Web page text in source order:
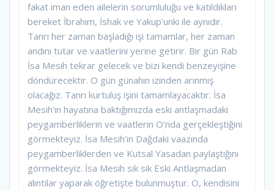
fakat iman eden ailelerin sorumluluğu ve katıldıkları
bereket İbrahim, İshak ve Yakup’unki ile aynıdır.
Tanrı her zaman başladığı işi tamamlar, her zaman
andını tutar ve vaatlerini yerine getirir. Bir gün Rab
İsa Mesih tekrar gelecek ve bizi kendi benzeyişine
döndürecektir. O gün günahın izinden arınmış
olacağız. Tanrı kurtuluş işini tamamlayacaktır. İsa
Mesih’in hayatına baktığımızda eski antlaşmadaki
peygamberliklerin ve vaatlerin O’nda gerçekleştiğini
görmekteyiz. İsa Mesih’in Dağdaki vaazında
peygamberliklerden ve Kutsal Yasadan paylaştığını
görmekteyiz. İsa Mesih sık sık Eski Antlaşmadan
alıntılar yaparak öğretişte bulunmuştur. O, kendisini